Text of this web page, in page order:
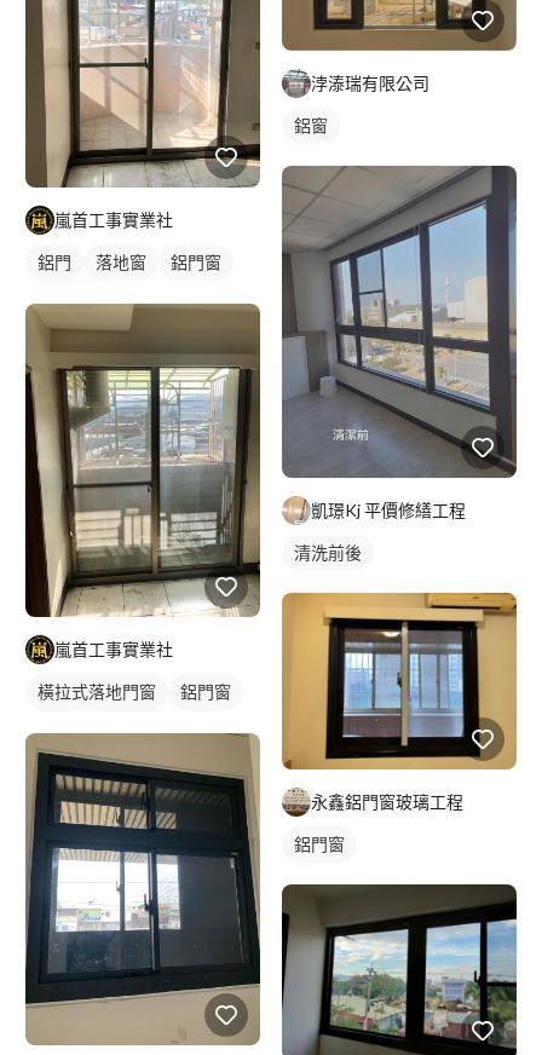
嵐首工事實業社
鋁門 落地窗
鋁門窗
嵐首工事實業社
橫拉式落地門窗
鋁門窗
陽台窗戶
浡溙瑞有限公司
鋁窗
凱璟Kj 平價修繕工程
清洗前後
永鑫鋁門窗玻璃工程
鋁門窗